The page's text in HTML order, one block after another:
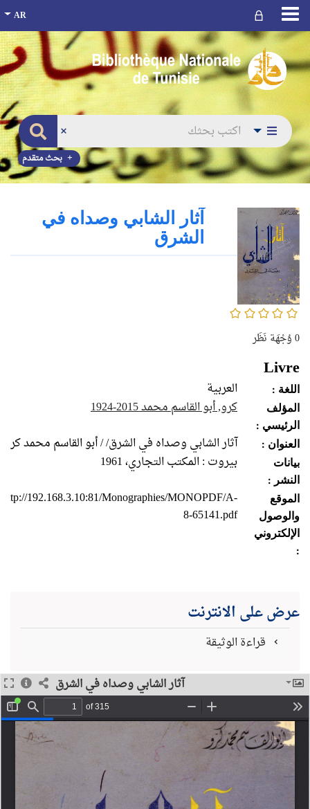
بحث متقدم
0/5
0وُجْهَة نَظَر
آثار الشابي وصداه في
الشرق
Livre
اللغة : العربية
المؤلف
الرئيسي :
كرو, أبو القاسم محمد 2015-1924
العنوان : آثار الشابي وصداه في الشرق/ / أبو القاسم محمد كرو
بيانات
النشر :
بيروت : المكتب التجاري، 1961
الموقع
والوصول
الإلكتروني
:
http://192.168.3.10:81/Monographies/MONOPDF/A-
8-65141.pdf
عرض على الانترنت
قراءة الوثيقة
آثار الشابي وصداه في الشرق